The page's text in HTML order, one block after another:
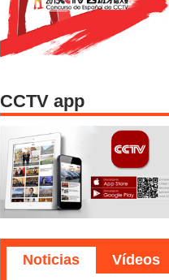
CCTV app
Noticias Vídeos